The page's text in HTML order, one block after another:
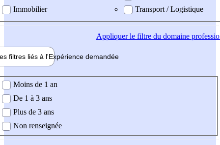
Immobilier
Transport / Logistique
Appliquerle filtre du domaine
filtres liés à l'Expérience demandée
demandée
Moins de 1 an
De 1 à 3 ans
Plus de 3 ans
Non renseignée